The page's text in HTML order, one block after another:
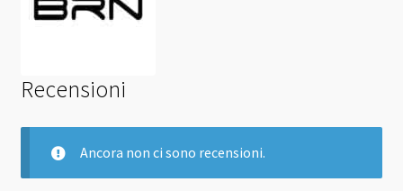
Recensioni
Ancora non ci sono recensioni.